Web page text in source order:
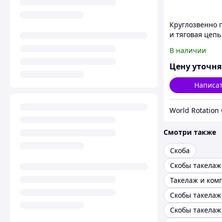
Круглозвенно
и тяговая
(короткозв.)
Шаг(mm):27
В наличии
Цену
World Rotation
Смотри также
Скоба
Скобы